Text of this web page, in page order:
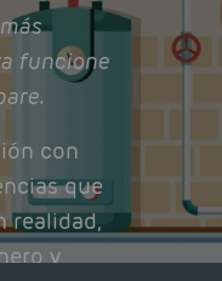
funcione
con
que
realidad,
y